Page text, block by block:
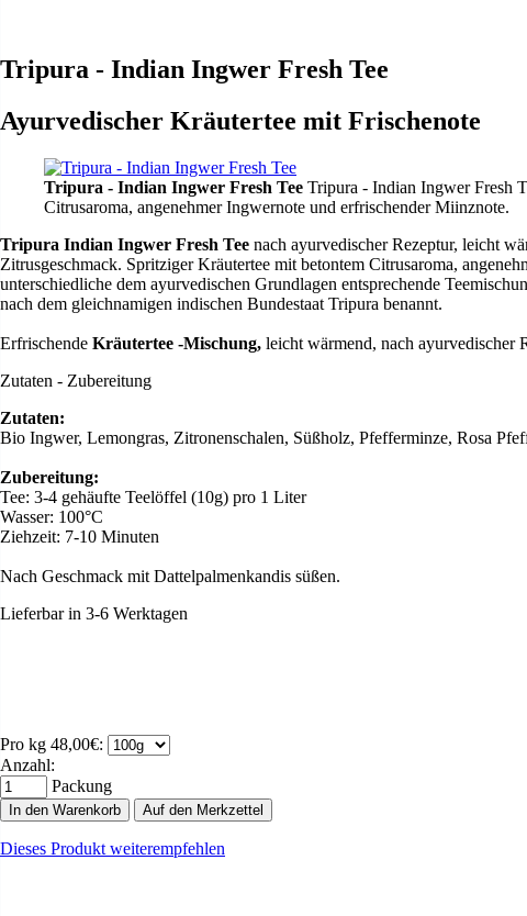
Tripura - Indian Ingwer Fresh Tee
Ayurvedischer Kräutertee mit Frischenote
Tripura - Indian Ingwer Fresh Tee Tripura - Indian Ingwer Fresh
Citrusaroma, angenehmer Ingwernote und erfrischender Miinznote.
Tripura Indian Ingwer Fresh Tee nach ayurvedischer Rezeptur, leicht
Zitrusgeschmack. Spritziger Kräutertee mit betontem Citrusaroma,
unterschiedliche dem ayurvedischen Grundlagen entsprechende
nach dem gleichnamigen indischen Bundestaat Tripura benannt.
Erfrischende Kräutertee -Mischung, leicht wärmend, nach ayurvedischer
Zutaten - Zubereitung
Zutaten:
Bio Ingwer, Lemongras, Zitronenschalen, Süßholz, Pfefferminze, Rosa
Zubereitung:
Tee: 3-4 gehäufte Teelöffel (10g) pro 1 Liter
Wasser: 100°C
Ziehzeit: 7-10 Minuten
Nach Geschmack mit Dattelpalmenkandis süßen.
Lieferbar in 3-6 Werktagen
Pro kg 48,00€:
Anzahl:
Packung
In den Warenkorb Auf den Merkzettel
Dieses Produkt weiterempfehlen